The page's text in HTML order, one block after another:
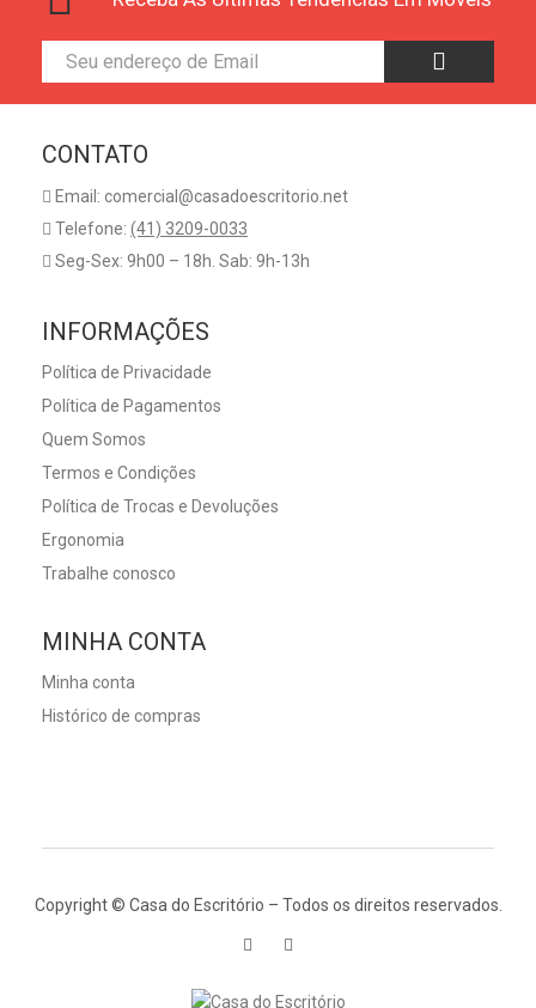
CONTATO
Email: comercial@casadoescritorio.net
Telefone: (41) 3209-0033
Seg-Sex: 9h00 – 18h. Sab: 9h-13h
INFORMAÇÕES
Política de Privacidade
Política de Pagamentos
Quem Somos
Termos e Condições
Política de Trocas e Devoluções
Ergonomia
Trabalhe conosco
MINHA CONTA
Minha conta
Histórico de compras
Copyright © Casa do Escritório – Todos os direitos reservados.